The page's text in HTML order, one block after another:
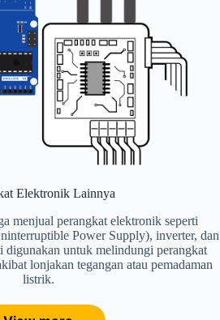
Elektronik Lainnya
menjual perangkat elektronik seperti
Power Supply), inverter, dan
digunakan untuk melindungi perangkat
lonjakan tegangan atau pemadaman
listrik.